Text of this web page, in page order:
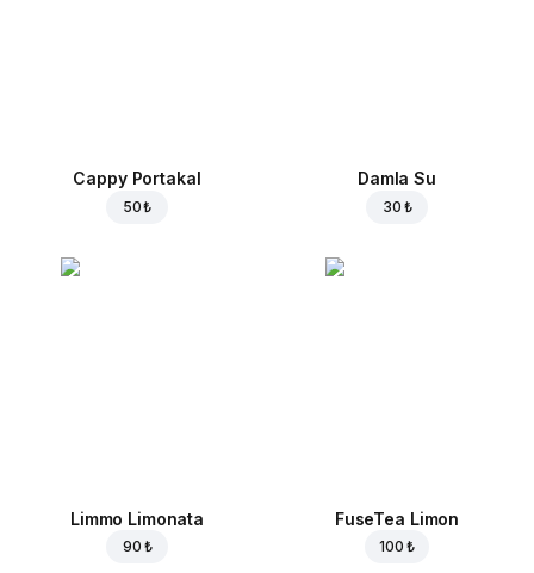
Cappy Portakal
50 ₺
Damla Su
30 ₺
Limmo Limonata
90 ₺
FuseTea Limon
100 ₺